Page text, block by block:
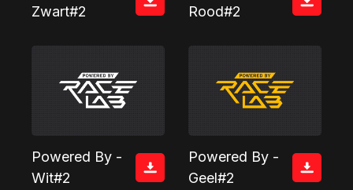
Zwart#2
Rood#2
Powered By -
Wit#2
Powered By -
Geel#2